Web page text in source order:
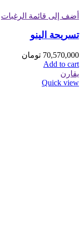
أضف إلى قائمة الرغبات
تسريحة الینو
70,570,000 تومان
Add to cart
يقارن
Quick view